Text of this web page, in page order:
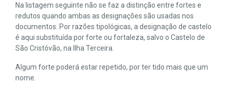
Na listagem seguinte não se faz a distinção entre fortes e
redutos quando ambas as designações são usadas nos
documentos. Por razões tipológicas, a designação de castelo
é aqui substituída por forte ou fortaleza, salvo o Castelo de
São Cristóvão, na Ilha Terceira.
Algum forte poderá estar repetido, por ter tido mais que um
nome.